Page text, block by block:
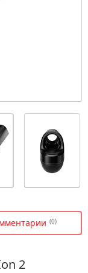
(0)
2